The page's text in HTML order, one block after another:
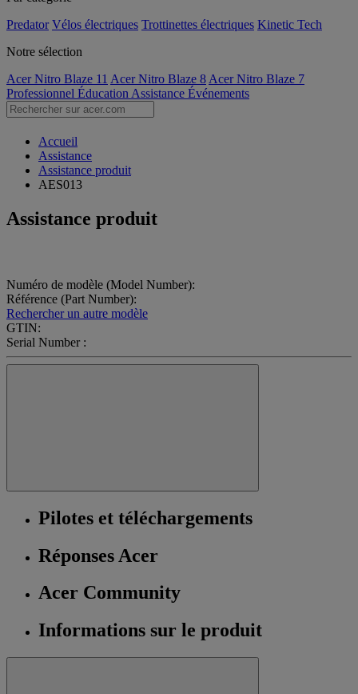
Predator Vélos électriques Trottinettes électriques Kinetic Tech
Notre sélection
Acer Nitro Blaze 11 Acer Nitro Blaze 8 Acer Nitro Blaze 7
Professionnel Éducation Assistance Événements
Accueil
Assistance
Assistance produit
AES013
Assistance produit
Numéro de modèle (Model Number):
Référence (Part Number):
Rechercher un autre modèle
GTIN:
Serial Number :
Pilotes et téléchargements
Réponses Acer
Acer Community
Informations sur le produit